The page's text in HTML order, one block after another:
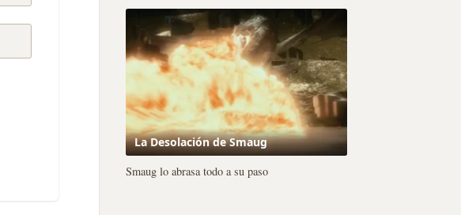
La Desolación de Smaug
Smaug lo abrasa todo a su paso